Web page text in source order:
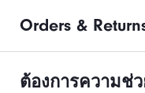
Orders &
ต้องการความช่